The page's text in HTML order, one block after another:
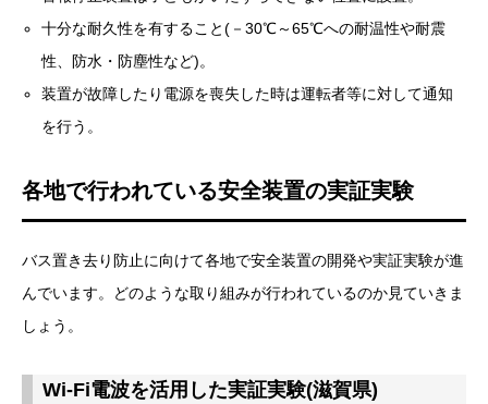
十分な耐久性を有すること(－30℃～65℃への耐温性や耐震
性、防水・防塵性など)。
装置が故障したり電源を喪失した時は運転者等に対して通知
を行う。
各地で行われている安全装置の実証実験
バス置き去り防止に向けて各地で安全装置の開発や実証実験が進
んでいます。どのような取り組みが行われているのか見ていきま
しょう。
Wi-Fi電波を活用した実証実験(滋賀県)